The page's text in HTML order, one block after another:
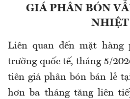
GIÁ PHÂN BÓN
NHIỆT
Liên quan đến mặt
trường quốc tế, tháng 5/
tiên giá phân bón bán lẻ
hơn ba tháng tăng liên